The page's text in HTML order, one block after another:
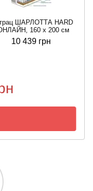
ШАРЛОТТА HARD
160 x 200 см
10 439 грн